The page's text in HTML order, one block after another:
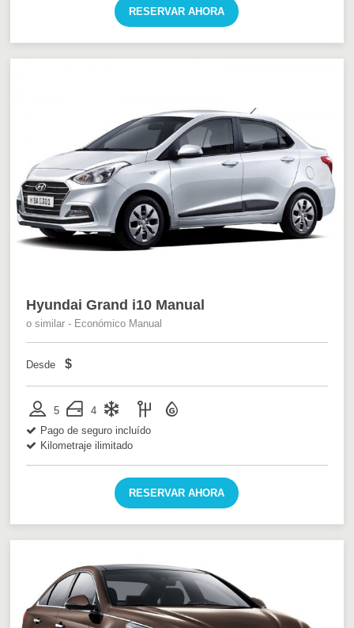
RESERVAR AHORA
Hyundai Grand i10 Manual
o similar - Económico Manual
Desde $
5
4
Pago de seguro incluído
Kilometraje ilimitado
RESERVAR AHORA